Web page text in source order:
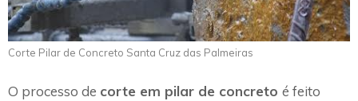
Corte Pilar de Concreto Santa Cruz das Palmeiras
O processo de corte em pilar de concreto é feito